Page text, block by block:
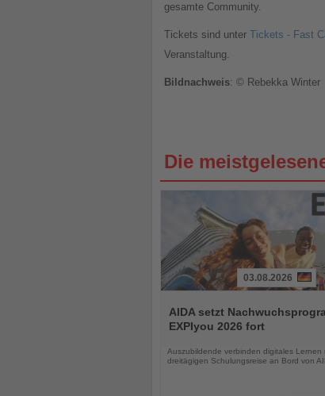
gesamte Community.
Tickets sind unter Tickets - Fast
Veranstaltung.
Bildnachweis: © Rebekka Winter
Die
Sie
die
Nachrichten
03.08.2026
AIDA setzt
EXPIyou 2026 fort
Auszubildende verbinden digitales Lernen
dreitägigen Schulungsreise an Bord von